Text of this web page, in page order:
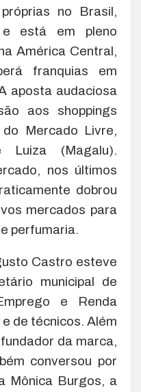
no Brasil,
e está em pleno
América Central,
franquias em
aposta audaciosa
aos shoppings
Mercado Livre,
Luiza (Magalu).
nos últimos
dobrou
mercados para
perfumaria.
Castro esteve
municipal de
e Renda
de técnicos. Além
da marca,
conversou por
Mônica Burgos, a